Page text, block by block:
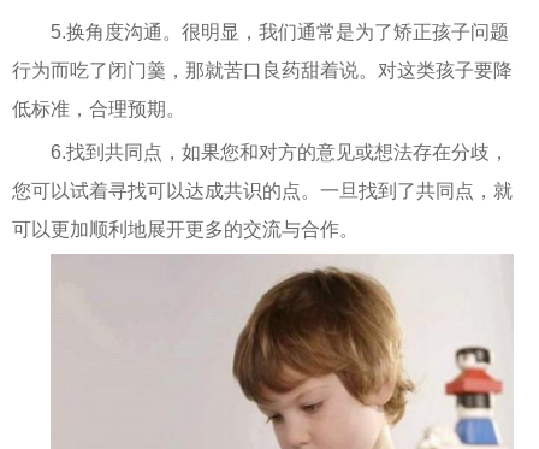
5.换角度沟通。很明显，我们通常是为了矫正孩子问题
行为而吃了闭门羹，那就苦口良药甜着说。对这类孩子要降
低标准，合理预期。
6.找到共同点，如果您和对方的意见或想法存在分歧，
您可以试着寻找可以达成共识的点。一旦找到了共同点，就
可以更加顺利地展开更多的交流与合作。